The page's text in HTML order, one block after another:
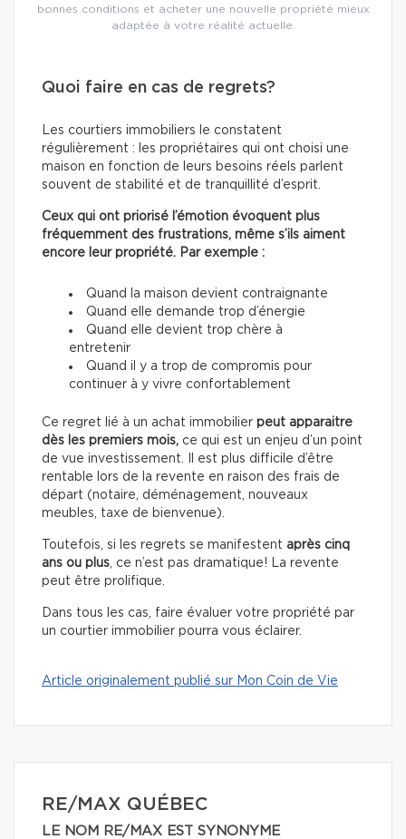
bonnes conditions et acheter une nouvelle propriété mieux
adaptée à votre réalité actuelle.
Quoi faire en cas de regrets?
Les courtiers immobiliers le constatent
régulièrement : les propriétaires qui ont choisi une
maison en fonction de leurs besoins réels parlent
souvent de stabilité et de tranquillité d’esprit.
Ceux qui ont priorisé l’émotion évoquent plus
fréquemment des frustrations, même s’ils aiment
encore leur propriété. Par exemple :
Quand la maison devient contraignante
Quand elle demande trop d’énergie
Quand elle devient trop chère à
entretenir
Quand il y a trop de compromis pour
continuer à y vivre confortablement
Ce regret lié à un achat immobilier peut apparaitre
dès les premiers mois, ce qui est un enjeu d’un point
de vue investissement. Il est plus difficile d’être
rentable lors de la revente en raison des frais de
départ (notaire, déménagement, nouveaux
meubles, taxe de bienvenue).
Toutefois, si les regrets se manifestent après cinq
ans ou plus, ce n’est pas dramatique! La revente
peut être prolifique.
Dans tous les cas, faire évaluer votre propriété par
un courtier immobilier pourra vous éclairer.
Article originalement publié sur Mon Coin de Vie
RE/MAX QUÉBEC
LE NOM RE/MAX EST SYNONYME